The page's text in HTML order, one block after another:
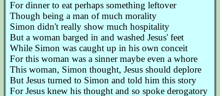
For dinner to eat perhaps something leftover
Though being a man of much morality
Simon didn't really show much hospitality
But a woman barged in and washed Jesus' feet
While Simon was caught up in his own conceit
For this woman was a sinner maybe even a whore
This woman, Simon thought, Jesus should deplore
But Jesus turned to Simon and told him this story
For Jesus knew his thought and so spoke derogatory